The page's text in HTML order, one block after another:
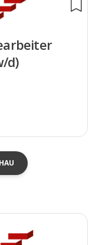
d)